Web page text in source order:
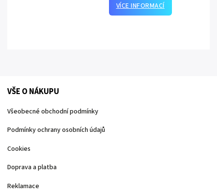
VÍCE INFORMACÍ
VŠE O NÁKUPU
Všeobecné obchodní podmínky
Podmínky ochrany osobních údajů
Cookies
Doprava a platba
Reklamace